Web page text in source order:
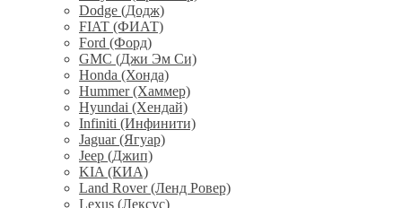
Dodge (Додж)
FIAT (ФИАТ)
Ford (Форд)
GMC (Джи Эм Си)
Honda (Хонда)
Hummer (Хаммер)
Hyundai (Хендай)
Infiniti (Инфинити)
Jaguar (Ягуар)
Jeep (Джип)
KIA (КИА)
Land Rover (Ленд Ровер)
Lexus (Лексус)